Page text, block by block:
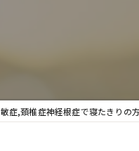
症,頚椎症神経根症で寝たきりの